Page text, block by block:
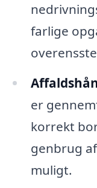
farlige
er
korrekt
genbrug
muligt.